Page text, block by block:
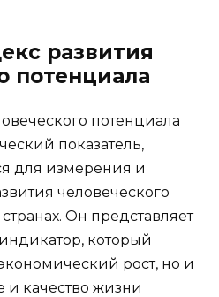
развития
потенциала
потенциала
показатель,
для измерения и
человеческого
Он представляет
который
рост, но и
и качество жизни